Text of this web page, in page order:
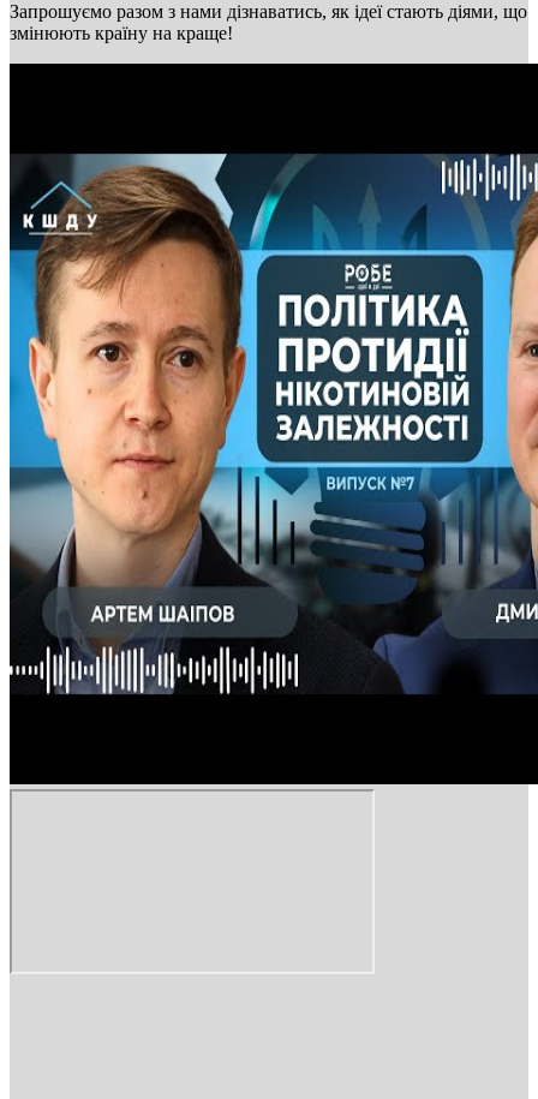
Запрошуємо разом з нами дізнаватись, як ідеї стають діями, що
змінюють країну на краще!